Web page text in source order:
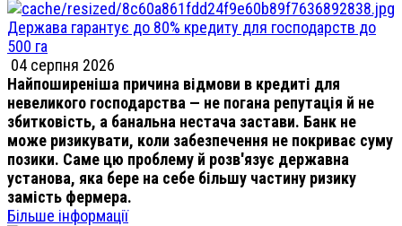
Держава гарантує до 80% кредиту для господарств до
500 га
04 серпня 2026
Найпоширеніша причина відмови в кредиті для
невеликого господарства — не погана репутація й не
збитковість, а банальна нестача застави. Банк не
може ризикувати, коли забезпечення не покриває суму
позики. Саме цю проблему й розв'язує державна
установа, яка бере на себе більшу частину ризику
замість фермера.
Більше інформації